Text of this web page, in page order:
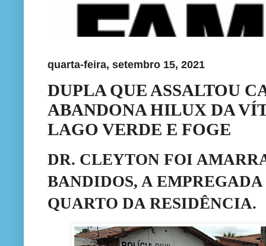
quarta-feira, setembro 15, 2021
DUPLA QUE ASSALTOU
ABANDONA HILUX DA
LAGO VERDE E FOGE
DR. CLEYTON FOI
BANDIDOS, A
QUARTO DA RESIDÊNCIA.